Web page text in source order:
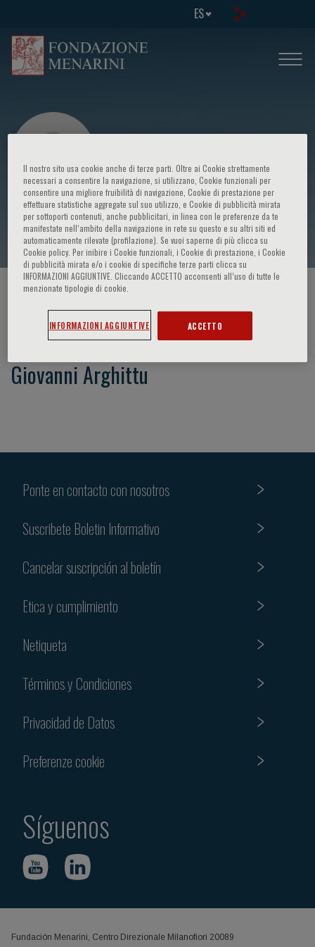
ES
Giovanni Arghittu
HOME PAGE / CURSOS Y EVENTOS
Giovanni Arghittu
Ponte en contacto con nosotros
Suscribete Boletin Informativo
Cancelar suscripción al boletín
Etica y cumplimiento
Netiqueta
Términos y Condiciones
Privacidad de Datos
Preferenze cookie
Síguenos
Fundación Menarini, Centro Direzionale Milanofiori 20089
Il nostro sito usa cookie anche di terze parti. Oltre ai Cookie strettamente
necessari a consentire la navigazione, si utilizzano, Cookie funzionali per
consentire una migliore fruibilità di navigazione, Cookie di prestazione per
effettuare statistiche aggregate sul suo utilizzo, e Cookie di pubblicità mirata
per sottoporti contenuti, anche pubblicitari, in linea con le preferenze da te
manifestate nell‘ambito della navigazione in rete su questo e su altri siti ed
automaticamente rilevate (profilazione). Se vuoi saperne di più clicca su
Cookie policy. Per inibire i Cookie funzionali, i Cookie di prestazione, i Cookie
di pubblicità mirata e/o i cookie di specifiche terze parti clicca su
INFORMAZIONI AGGIUNTIVE. Cliccando ACCETTO acconsenti all’uso di tutte le
menzionate tipologie di cookie.
INFORMAZIONI AGGIUNTIVE ACCETTO